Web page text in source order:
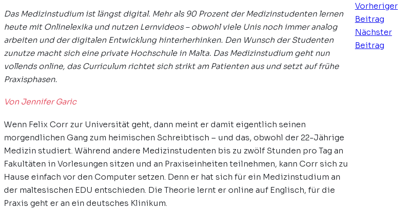
Das Medizinstudium ist längst digital. Mehr als 90 Prozent der Medizinstudenten lernen
heute mit Onlinelexika und nutzen Lernvideos – obwohl viele Unis noch immer analog
arbeiten und der digitalen Entwicklung hinterherhinken. Den Wunsch der Studenten
zunutze macht sich eine private Hochschule in Malta. Das Medizinstudium geht nun
vollends online, das Curriculum richtet sich strikt am Patienten aus und setzt auf frühe
Praxisphasen.
Von Jennifer Garic
Wenn Felix Corr zur Universität geht, dann meint er damit eigentlich seinen
morgendlichen Gang zum heimischen Schreibtisch – und das, obwohl der 22-Jährige
Medizin studiert. Während andere Medizinstudenten bis zu zwölf Stunden pro Tag an
Fakultäten in Vorlesungen sitzen und an Praxiseinheiten teilnehmen, kann Corr sich zu
Hause einfach vor den Computer setzen. Denn er hat sich für ein Medizinstudium an
der maltesischen EDU entschieden. Die Theorie lernt er online auf Englisch, für die
Praxis geht er an ein deutsches Klinikum.
Vorheriger
Beitrag
Nächster
Beitrag